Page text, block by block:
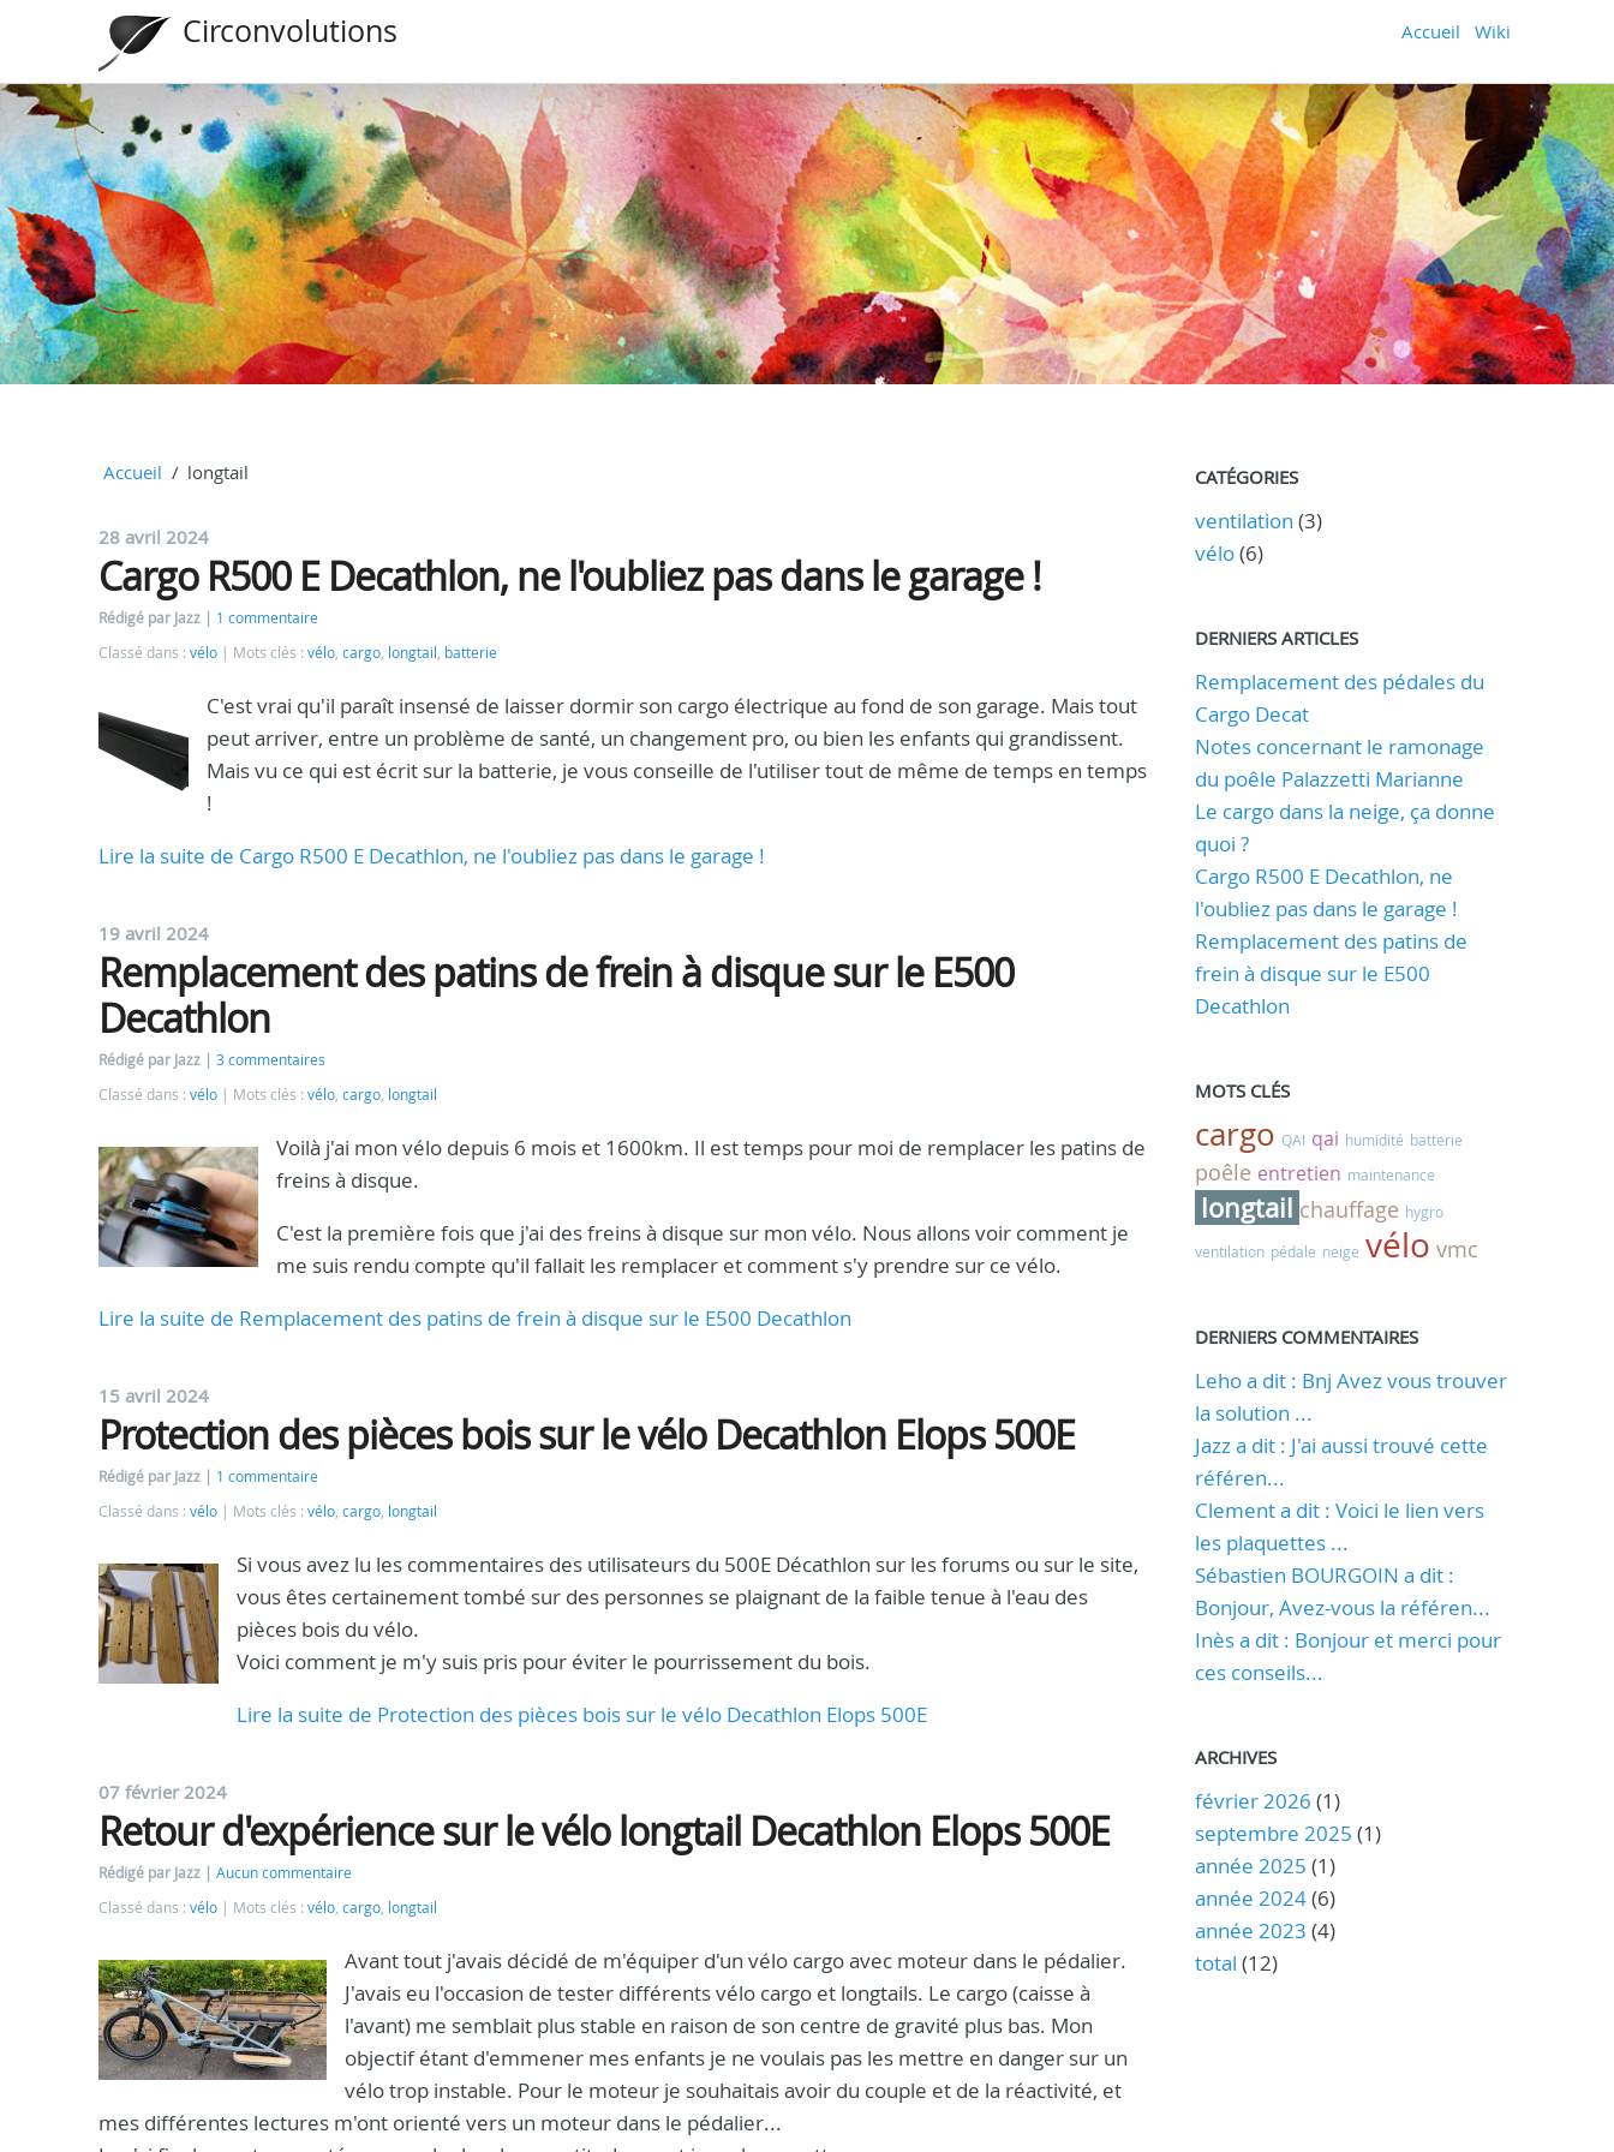
Circonvolutions Accueil Wiki
Accueil longtail
28 avril 2024
Cargo R500 E Decathlon, ne l'oubliez pas dans le garage !
Rédigé par Jazz
1 commentaire
Classé dans : vélo Mots clés : vélo, cargo, longtail , batterie
C'est vrai qu'il paraît insensé de laisser dormir son cargo électrique au fond de son garage. Mais tout
peut arriver, entre un problème de santé, un changement pro, ou bien les enfants qui grandissent.
Mais vu ce qui est écrit sur la batterie, je vous conseille de l'utiliser tout de même de temps en temps
!
Lire la suite de Cargo R500 E Decathlon, ne l'oubliez pas dans le garage !
19 avril 2024
Remplacement des patins de frein à disque sur le E500
Decathlon
Rédigé par Jazz
3 commentaires
Classé dans : vélo Mots clés : vélo, cargo, longtail
Voilà j'ai mon vélo depuis 6 mois et 1600km. Il est temps pour moi de remplacer les patins de
freins à disque.
C'est la première fois que j'ai des freins à disque sur mon vélo. Nous allons voir comment je
me suis rendu compte qu'il fallait les remplacer et comment s'y prendre sur ce vélo.
Lire la suite de Remplacement des patins de frein à disque sur le E500 Decathlon
15 avril 2024
Protection des pièces bois sur le vélo Decathlon Elops 500E
Rédigé par Jazz
1 commentaire
Classé dans : vélo Mots clés : vélo, cargo, longtail
Si vous avez lu les commentaires des utilisateurs du 500E Décathlon sur les forums ou sur le site,
vous êtes certainement tombé sur des personnes se plaignant de la faible tenue à l'eau des
pièces bois du vélo.
Voici comment je m'y suis pris pour éviter le pourrissement du bois.
Lire la suite de Protection des pièces bois sur le vélo Decathlon Elops 500E
07 février 2024
Retour d'expérience sur le vélo longtail Decathlon Elops 500E
Rédigé par Jazz
Aucun commentaire
Classé dans : vélo Mots clés : vélo, cargo, longtail
Avant tout j'avais décidé de m'équiper d'un vélo cargo avec moteur dans le pédalier.
J'avais eu l'occasion de tester différents vélo cargo et longtails. Le cargo (caisse à
l'avant) me semblait plus stable en raison de son centre de gravité plus bas. Mon
objectif étant d'emmener mes enfants je ne voulais pas les mettre en danger sur un
vélo trop instable. Pour le moteur je souhaitais avoir du couple et de la réactivité, et
mes différentes lectures m'ont orienté vers un moteur dans le pédalier...
CATÉGORIES
ventilation (3)
vélo(6)
DERNIERS ARTICLES
Remplacement des pédales du
Cargo Decat
Notes concernant le ramonage
du poêle Palazzetti Marianne
Le cargo dans la neige, ça donne
quoi ?
Cargo R500 E Decathlon, ne
l'oubliez pas dans le garage !
Remplacement des patins de
frein à disque sur le E500
Decathlon
MOTS CLÉS
cargo QAI qai humidité batterie
poêle entretien maintenance
longtail chauffage hygro
ventilation pédale neige vélo vmc
DERNIERS COMMENTAIRES
Leho a dit : Bnj Avez vous trouver
la solution ...
Jazz a dit : J'ai aussi trouvé cette
référen...
Clement a dit : Voici le lien vers
les plaquettes ...
Sébastien BOURGOIN a dit :
Bonjour, Avez-vous la référen...
Inès a dit : Bonjour et merci pour
ces conseils...
ARCHIVES
février 2026 (1)
septembre 2025 (1)
année 2025 (1)
année 2024(6)
année 2023 (4)
total (12)